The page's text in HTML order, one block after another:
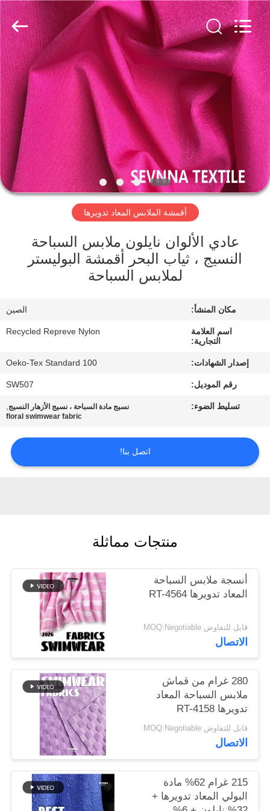
منزل،
بيت
منتجات
عرض
الواقع
الافتراضي
معلومات
المعمل
مراقبة
الجودة
اتصل
بنا
خريطة
الموقع
PRIVACY
POLICY
-
2026
SEVNNA
TEXTILE.
All
Rights
Reserved.
أقمشة الملابس المعاد تدويرها
عادي الألوان نايلون ملابس السباحة
النسيج ، ثياب البحر أقمشة البوليستر
لملابس السباحة
مكان المنشأ: الصين
اسم العلامة
التجارية:
Recycled Repreve Nylon
إصدار الشهادات: Oeko-Tex Standard 100
رقم الموديل: SW507
تسليط الضوء: نسيج مادة السباحة ، نسيج الأزهار النسيج,
floral swimwear fabric
اتصل بنا!
منتجات مماثلة
أنسجة ملابس السباحة
المعاد تدويرها RT-4564
قابل للتفاوض MOQ:Negotiable
الاتصال
280 غرام من قماش
ملابس السباحة المعاد
تدويرها RT-4158
قابل للتفاوض MOQ:Negotiable
الاتصال
215 غرام 62% مادة
البولي المعاد تدويرها +